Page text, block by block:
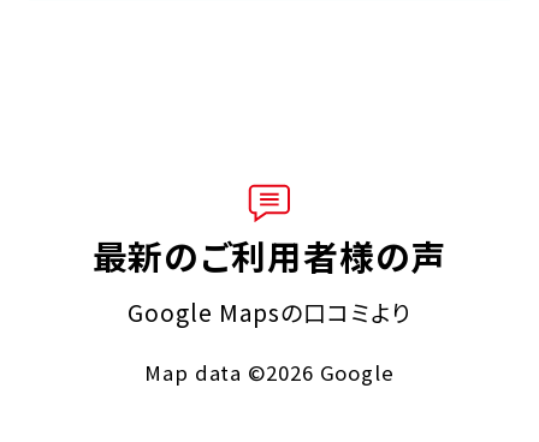
最新のご利用者様の声
Google Mapsの口コミより
Map data ©2026 Google